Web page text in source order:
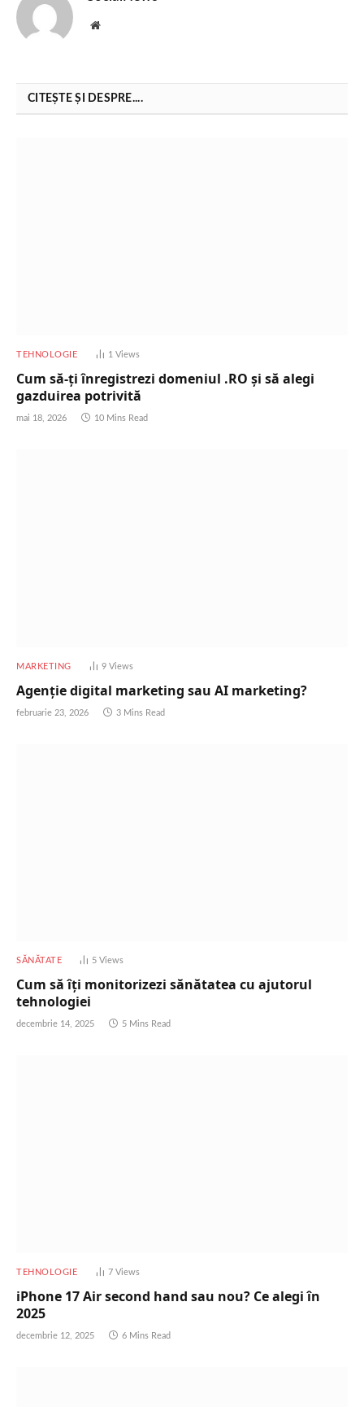
Website
CITEȘTE ȘI DESPRE....
TEHNOLOGIE 1 Views
Cum să-ți înregistrezi domeniul .RO și să alegi
gazduirea potrivită
mai 18, 2026 10 Mins Read
MARKETING 9 Views
Agenție digital marketing sau AI marketing?
februarie 23, 2026 3 Mins Read
SĂNĂTATE 5Views
Cum să îți monitorizezi sănătatea cu ajutorul
tehnologiei
decembrie 14, 2025 5 Mins Read
TEHNOLOGIE 7 Views
iPhone 17 Air second hand sau nou? Ce alegi în
2025
decembrie 12, 2025 6 Mins Read